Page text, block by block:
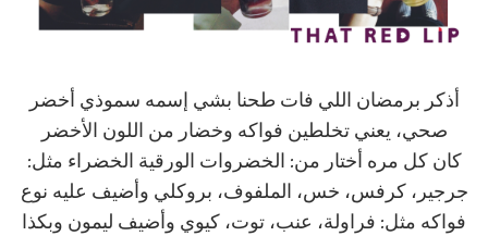
أذكر برمضان اللي فات طحنا بشي إسمه سموذي أخضر
صحي، يعني تخلطين فواكه وخضار من اللون الأخضر
كان كل مره أختار من: الخضروات الورقية الخضراء مثل:
جرجير، كرفس، خس، الملفوف، بروكلي وأضيف عليه نوع
فواكه مثل: فراولة، عنب، توت، كيوي وأضيف ليمون وبكذا